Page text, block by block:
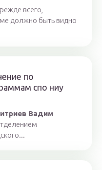
всего,
должно быть видно
по
спо ниу
Вадим